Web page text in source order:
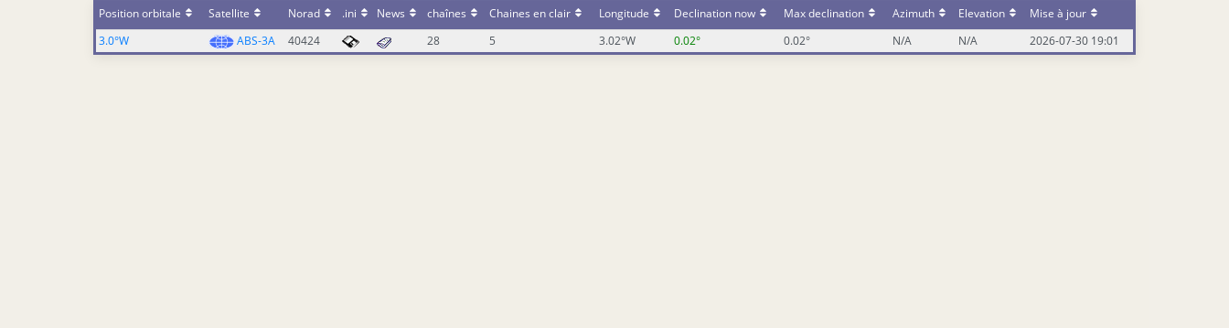
Position orbitale Satellite Norad .ini News chaînes Chaines en clair Longitude Declination now Max declination Azimuth Elevation
Mise à jour
3.0°W
ABS-3A 40424 28 5 3.02°W 0.02° 0.02° N/A N/A 2026-07-30 19:01